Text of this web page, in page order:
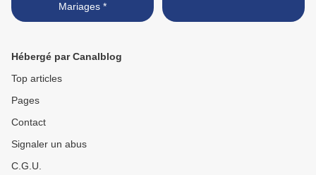
Mariages *
Hébergé par Canalblog
Top articles
Pages
Contact
Signaler un abus
C.G.U.